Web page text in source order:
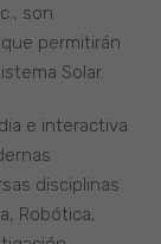
son
permitirán
Solar.
e interactiva
disciplinas
Robótica,